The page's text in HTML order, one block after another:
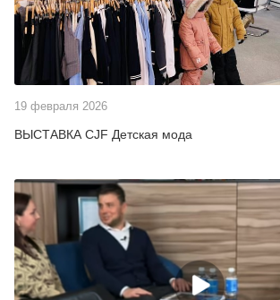
19 февраля 2026
ВЫСТАВКА CJF Детская мода